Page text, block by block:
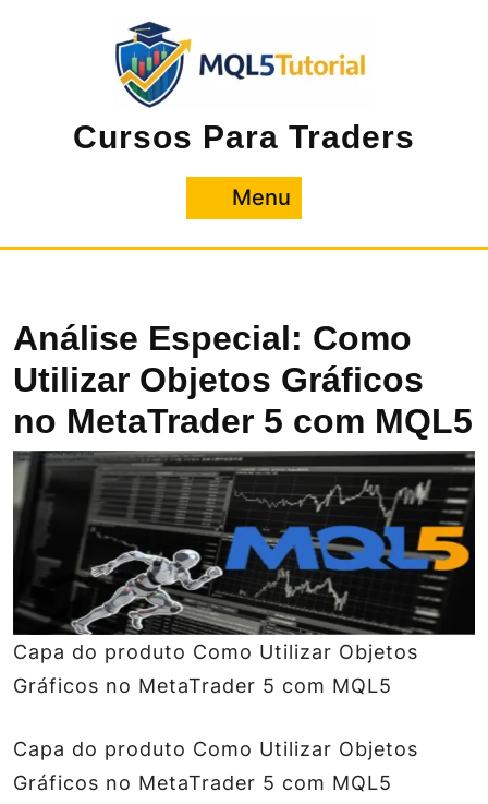
Cursos Para Traders
Menu
Análise Especial: Como
Utilizar Objetos Gráficos
no MetaTrader 5 com MQL5
Capa do produto Como Utilizar Objetos
Gráficos no MetaTrader 5 com MQL5
Capa do produto Como Utilizar Objetos
Gráficos no MetaTrader 5 com MQL5